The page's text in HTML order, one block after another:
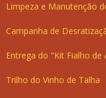
Limpeza e Manutenção
Campanha de
Entrega do "Kit Fialho de
Trilho do Vinho de Talha